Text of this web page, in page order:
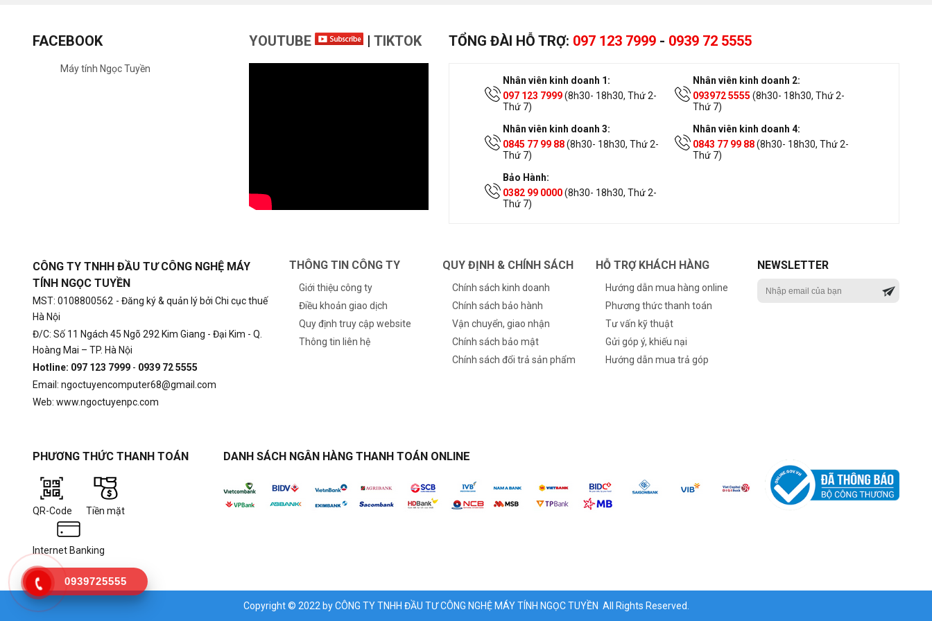
FACEBOOK
Máy tính Ngọc Tuyền
YOUTUBE | TIKTOK TỔNG ĐÀI HỖ TRỢ: 097 123 7999 - 0939 72 5555
Nhân viên kinh doanh 1:
097 123 7999(8h30- 18h30, Thứ 2-
Thứ 7)
Nhân viên kinh doanh 2:
093972 5555 (8h30- 18h30, Thứ 2-
Thứ 7)
Nhân viên kinh doanh 3:
0845 77 99 88(8h30- 18h30, Thứ 2-
Thứ 7)
Nhân viên kinh doanh 4:
0843 77 99 88(8h30- 18h30, Thứ 2-
Thứ 7)
Bảo Hành:
0382 99 0000(8h30- 18h30, Thứ 2-
Thứ 7)
CÔNG TY TNHH ĐẦU TƯ CÔNG NGHỆ MÁY
TÍNH NGỌC TUYỀN
MST: 0108800562 - Đăng ký & quản lý bởi Chi cục thuế
Hà Nội
Đ/C: Số 11 Ngách 45 Ngõ 292 Kim Giang - Đại Kim - Q.
Hoàng Mai – TP. Hà Nội
Hotline: 097 123 7999 - 0939 72 5555
Email: ngoctuyencomputer68@gmail.com
Web: www.ngoctuyenpc.com
THÔNG TIN CÔNG TY
Giới thiệu công ty
Điều khoản giao dịch
Quy định truy cập website
Thông tin liên hệ
QUY ĐỊNH & CHÍNH SÁCH
Chính sách kinh doanh
Chính sách bảo hành
Vận chuyển, giao nhận
Chính sách bảo mật
Chính sách đổi trả sản phẩm
HỖ TRỢ KHÁCH HÀNG
Hướng dẫn mua hàng online
Phương thức thanh toán
Tư vấn kỹ thuật
Gửi góp ý, khiếu nại
Hướng dẫn mua trả góp
NEWSLETTER
PHƯƠNG THỨC THANH TOÁN
QR-Code Tiền mặt
Internet Banking
DANH SÁCH NGÂN HÀNG THANH TOÁN ONLINE
Copyright © 2022 by CÔNG TY TNHH ĐẦU TƯ CÔNG NGHỆ MÁY TÍNH NGỌC TUYỀN All Rights Reserved.
0939725555